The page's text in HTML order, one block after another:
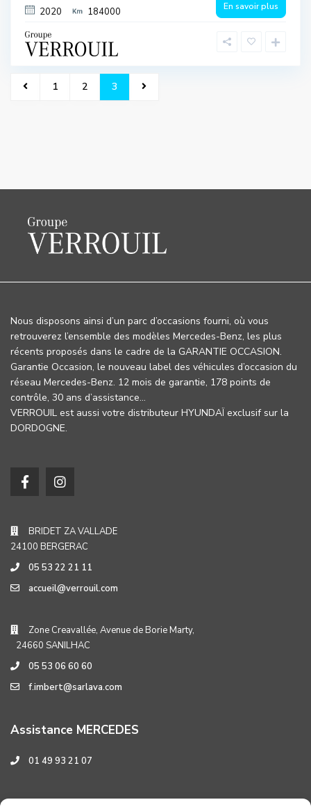
2020 184000 En savoir plus
1 2 3
Nous disposons ainsi d’un parc d’occasions fourni, où vous
retrouverez l’ensemble des modèles Mercedes-Benz, les plus
récents proposés dans le cadre de la GARANTIE OCCASION.
Garantie Occasion, le nouveau label des véhicules d’occasion du
réseau Mercedes-Benz. 12 mois de garantie, 178 points de
contrôle, 30 ans d’assistance…
VERROUIL est aussi votre distributeur HYUNDAÏ exclusif sur la
DORDOGNE.
BRIDET ZA VALLADE
24100 BERGERAC
05 53 22 21 11
accueil@verrouil.com
Zone Creavallée, Avenue de Borie Marty,
24660 SANILHAC
05 53 06 60 60
f.imbert@sarlava.com
Assistance MERCEDES
01 49 93 21 07
Assistance HYUNDAI